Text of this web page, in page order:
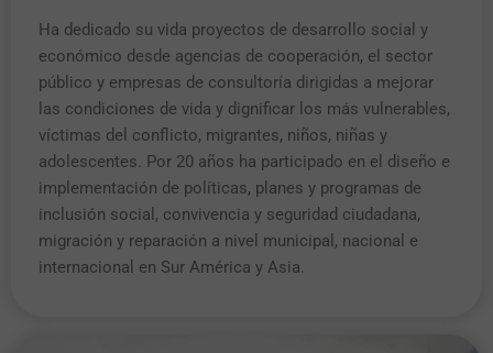
Ha dedicado su vida proyectos de desarrollo social y
económico desde agencias de cooperación, el sector
público y empresas de consultoría dirigidas a mejorar
las condiciones de vida y dignificar los más vulnerables,
víctimas del conflicto, migrantes, niños, niñas y
adolescentes. Por 20 años ha participado en el diseño e
implementación de políticas, planes y programas de
inclusión social, convivencia y seguridad ciudadana,
migración y reparación a nivel municipal, nacional e
internacional en Sur América y Asia.